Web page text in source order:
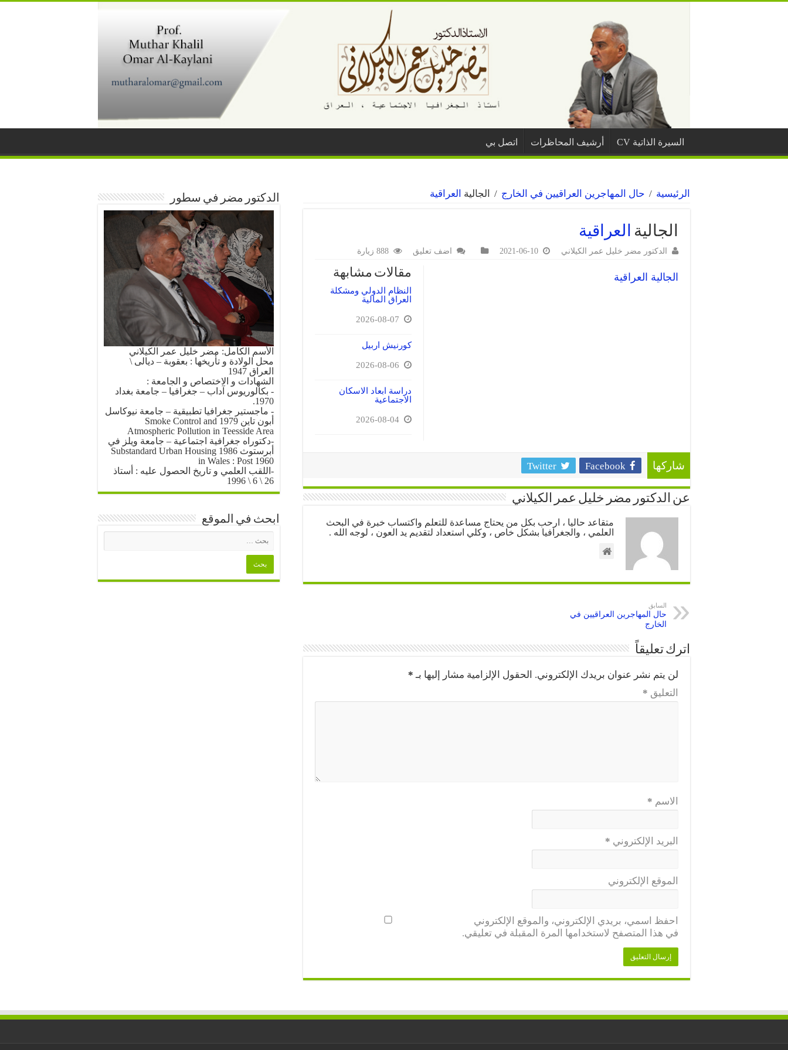
السيرة الذاتية CV أرشيف المحاظرات اتصل بي
الرئيسية / حال المهاجرين العراقيين في الخارج / الجالية العراقية
الجالية العراقية
الدكتور مضر خليل عمر الكيلاني 2021-06-10 اضف تعليق 888 زيارة
مقالات مشابهة
النظام الدولي ومشكلة
العراق المالية
2026-08-07
كورنيش اربيل
2026-08-06
دراسة ابعاد الاسكان
الاجتماعية
2026-08-04
الجالية العراقية
شاركها Facebook
Twitter
عن الدكتور مضر خليل عمر الكيلاني
متقاعد حاليا ، ارحب بكل من يحتاج مساعدة للتعلم واكتساب خبرة في البحث
العلمي ، والجغرافيا بشكل خاص ، وكلي استعداد لتقديم يد العون ، لوجه الله .
السابق
حال المهاجرين العراقيين في
الخارج
اترك تعليقاً
لن يتم نشر عنوان بريدك الإلكتروني. الحقول الإلزامية مشار إليها بـ *
التعليق *
الاسم *
البريد الإلكتروني *
الموقع الإلكتروني
احفظ اسمي، بريدي الإلكتروني، والموقع الإلكتروني
في هذا المتصفح لاستخدامها المرة المقبلة في تعليقي.
الدكتور مضر في سطور
الأسم الكامل: مضر خليل عمر الكيلاني
محل الولادة و تأريخها : بعقوبة – ديالى \
العراق 1947
الشهادات و الاختصاص و الجامعة :
- بكالوريوس آداب – جغرافيا – جامعة بغداد
1970.
- ماجستير جغرافيا تطبيقية – جامعة نيوكاسل
أبون تاين 1979 Smoke Control and
Atmospheric Pollution in Teesside Area
-دكتوراه جغرافية اجتماعية – جامعة ويلز في
أبرستوث 1986 Substandard Urban Housing
in Wales : Post 1960
-اللقب العلمي و تاريخ الحصول عليه : أستاذ
26 \ 6 \ 1996
ابحث في الموقع